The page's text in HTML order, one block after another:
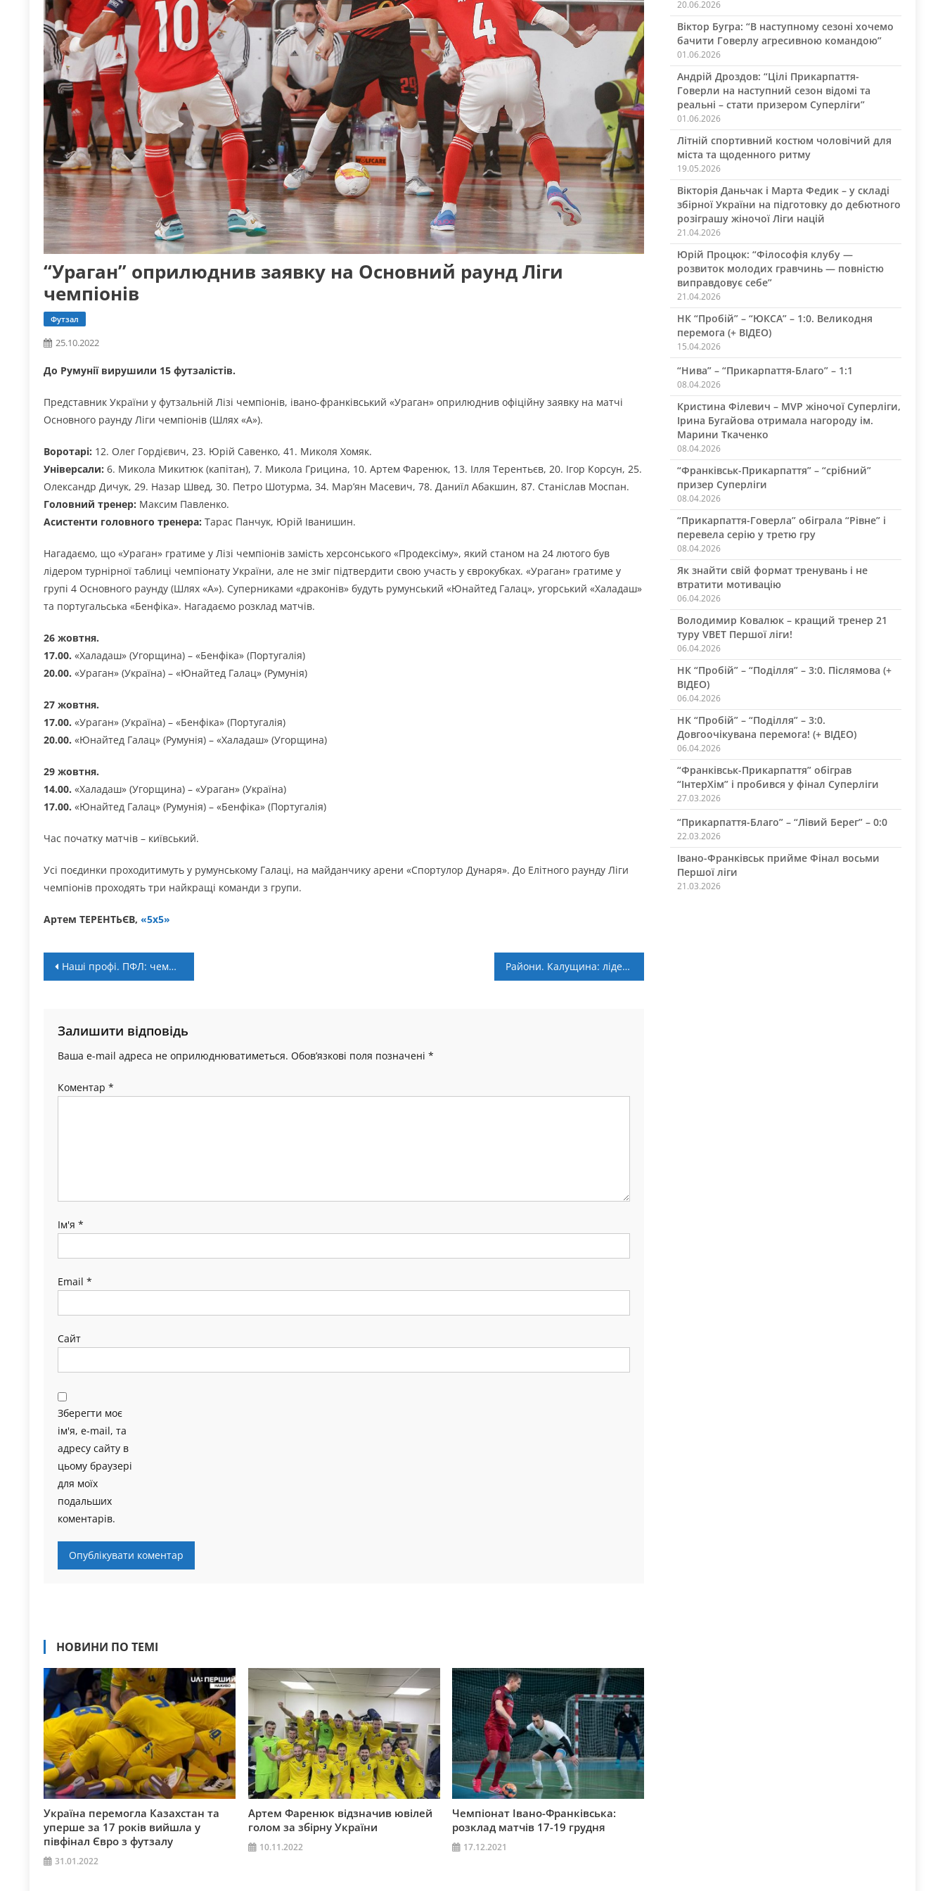
“Ураган” оприлюднив заявку на Основний раунд Ліги
чемпіонів
Футзал
25.10.2022
До Румунії вирушили 15 футзалістів.
Представник України у футзальній Лізі чемпіонів, івано-франківський «Ураган» оприлюднив офіційну заявку на матчі
Основного раунду Ліги чемпіонів (Шлях «А»).
Воротарі: 12. Олег Гордієвич, 23. Юрій Савенко, 41. Миколя Хомяк.
Універсали: 6. Микола Микитюк (капітан), 7. Микола Грицина, 10. Артем Фаренюк, 13. Ілля Терентьєв, 20. Ігор Корсун, 25.
Олександр Дичук, 29. Назар Швед, 30. Петро Шотурма, 34. Мар’ян Масевич, 78. Даниїл Абакшин, 87. Станіслав Моспан.
Головний тренер: Максим Павленко.
Асистенти головного тренера: Тарас Панчук, Юрій Іванишин.
Нагадаємо, що «Ураган» гратиме у Лізі чемпіонів замість херсонського «Продексіму», який станом на 24 лютого був
лідером турнірної таблиці чемпіонату України, але не зміг підтвердити свою участь у єврокубках. «Ураган» гратиме у
групі 4 Основного раунду (Шлях «А»). Суперниками «драконів» будуть румунський «Юнайтед Галац», угорський «Халадаш»
та португальська «Бенфіка». Нагадаємо розклад матчів.
26 жовтня.
17.00. «Халадаш» (Угорщина) – «Бенфіка» (Португалія)
20.00. «Ураган» (Україна) – «Юнайтед Галац» (Румунія)
27 жовтня.
17.00. «Ураган» (Україна) – «Бенфіка» (Португалія)
20.00. «Юнайтед Галац» (Румунія) – «Халадаш» (Угорщина)
29 жовтня.
14.00. «Халадаш» (Угорщина) – «Ураган» (Україна)
17.00. «Юнайтед Галац» (Румунія) – «Бенфіка» (Португалія)
Час початку матчів – київський.
Усі поєдинки проходитимуть у румунському Галаці, на майданчику арени «Спортулор Дунаря». До Елітного раунду Ліги
чемпіонів проходять три найкращі команди з групи.
Артем ТЕРЕНТЬЄВ, «5х5»
Навігація
Наші профі. ПФЛ: чемпіонський темп “Полісся” Райони. Калущина: лідери груп йдуть без втрат
Залишити відповідь
Ваша e-mail адреса не оприлюднюватиметься. Обов’язкові поля позначені *
Коментар *
Ім'я *
Email *
Сайт
Зберегти моє
ім'я, e-mail, та
адресу сайту в
цьому браузері
для моїх
подальших
коментарів.
НОВИНИ ПО ТЕМІ
Україна перемогла Казахстан та
уперше за 17 років вийшла у
півфінал Євро з футзалу
31.01.2022
Артем Фаренюк відзначив ювілей
голом за збірну України
10.11.2022
Чемпіонат Івано-Франківська:
розклад матчів 17-19 грудня
17.12.2021
20.06.2026
Віктор Бугра: “В наступному сезоні хочемо
бачити Говерлу агресивною командою”
01.06.2026
Андрій Дроздов: “Цілі Прикарпаття-
Говерли на наступний сезон відомі та
реальні – стати призером Суперліги”
01.06.2026
Літній спортивний костюм чоловічий для
міста та щоденного ритму
19.05.2026
Вікторія Даньчак і Марта Федик – у складі
збірної України на підготовку до дебютного
розіграшу жіночої Ліги націй
21.04.2026
Юрій Процюк: “Філософія клубу —
розвиток молодих гравчинь — повністю
виправдовує себе”
21.04.2026
НК “Пробій” – “ЮКСА” – 1:0. Великодня
перемога (+ ВІДЕО)
15.04.2026
“Нива” – “Прикарпаття-Благо” – 1:1
08.04.2026
Кристина Філевич – MVP жіночої Суперліги,
Ірина Бугайова отримала нагороду ім.
Марини Ткаченко
08.04.2026
“Франківськ-Прикарпаття” – “срібний”
призер Суперліги
08.04.2026
“Прикарпаття-Говерла” обіграла “Рівне” і
перевела серію у третю гру
08.04.2026
Як знайти свій формат тренувань і не
втратити мотивацію
06.04.2026
Володимир Ковалюк – кращий тренер 21
туру VBET Першої ліги!
06.04.2026
НК “Пробій” – “Поділля” – 3:0. Післямова (+
ВІДЕО)
06.04.2026
НК “Пробій” – “Поділля” – 3:0.
Довгоочікувана перемога! (+ ВІДЕО)
06.04.2026
“Франківськ-Прикарпаття” обіграв
“ІнтерХім” і пробився у фінал Суперліги
27.03.2026
“Прикарпаття-Благо” – “Лівий Берег” – 0:0
22.03.2026
Івано-Франківськ прийме Фінал восьми
Першої ліги
21.03.2026